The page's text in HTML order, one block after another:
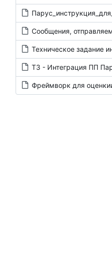
Сообщения,
Техническое задание
ТЗ - Интеграция ПП Парус 8 и
Фреймворк для оценкии